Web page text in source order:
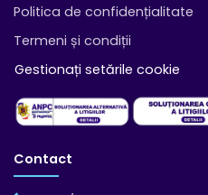
Politica de confidențialitate
Termeni și condiții
Gestionați setările cookie
Contact